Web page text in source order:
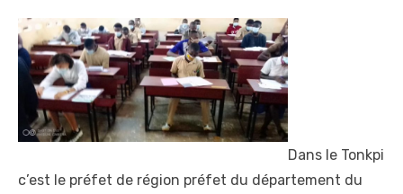
Dans le Tonkpi
c’est le préfet de région préfet du département du